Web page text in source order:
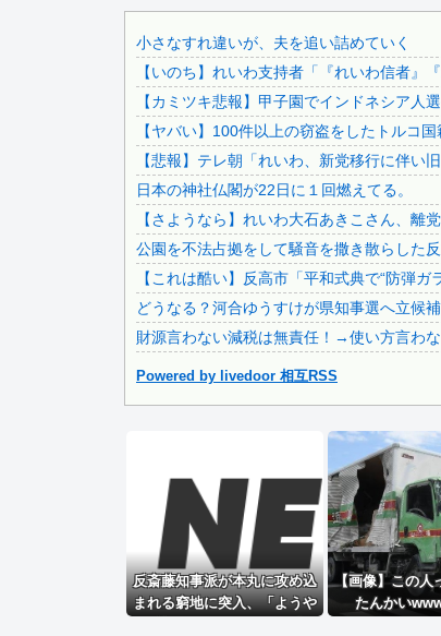
ドン・キホーテ露店「うなぎのかば焼き」で食中
【朗報】プチプチで有名な川上産業、社名を「プチ
【悲報】 週刊少年ジャンプさん、最大発行部数653
みいちゃん、セコカンになる
【悲報】熊本市、ガチでやらかしてしまう・・・・
ジャンポケ斎藤と代理人のやりとり、「地獄すぎて
【画像】 日本共産党の街宣車、ほんと碌でもないな
積水ハウス「地面師に55億円騙し取られた…」ワイ
【動画】 移民受け入れ派のパヨおば、自分の家に来
彼氏が『この車』買おうとして私とケンカになって
【画像】 まま「なんかプール入ってたら学生にめっ
応）
わ」「こういう
本人は何か適当
しない・・・」
に経験値
小さなすれ違いが、夫を追い詰めていく
【いのち】れいわ支持者「『れいわ信者』
【カミツキ悲報】甲子園でインドネシア人
【ヤバい】100件以上の窃盗をしたトルコ
【悲報】テレ朝「れいわ、新党移行に伴い
日本の神社仏閣が22日に１回燃えてる。
【さようなら】れいわ大石あきこさん、離
公園を不法占拠をして騒音を撒き散らした
【これは酷い】反高市「平和式典で“防弾
どうなる？河合ゆうすけが県知事選へ立候補
財源言わない減税は無責任！→使い方言わ
Powered by livedoor 相互RSS
反斎藤知事派が本丸に攻め込
まれる窮地に突入、「ようや
【画像】この人
たんかい